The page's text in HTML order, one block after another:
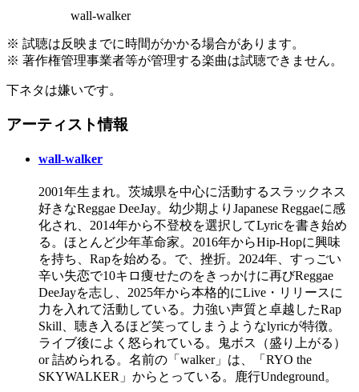
wall-walker
※ 試聴は反映までに時間がかかる場合があります。
※ 著作権管理事業者等が管理する楽曲は試聴できません。
下ネタは嫌いです。
アーティスト情報
wall-walker
2001年生まれ。茨城県を中心に活動するスラックネス
好きなReggae DeeJay。幼少期よりJapanese Reggaeに感
化され、2014年から不登校を選択してLyricを書き始め
る。ほとんど少年革命家。2016年からHip-Hopに興味
を持ち、Rapを始める。で、挫折。2024年、すっごい
辛い失恋で10キロ痩せたのをきっかけに再びReggae
DeeJayを志し、2025年から本格的にLive・リリースに
力を入れて活動している。力強い声質と卓越したRap
Skill、聴き入るほど笑ってしまうようなlyricが特徴。
ライブ後によく怒られている。鬼ボス（盛り上がる）
or 詰められる。名前の「walker」は、「RYO the
SKYWALKER」からとっている。鹿行Undeground。